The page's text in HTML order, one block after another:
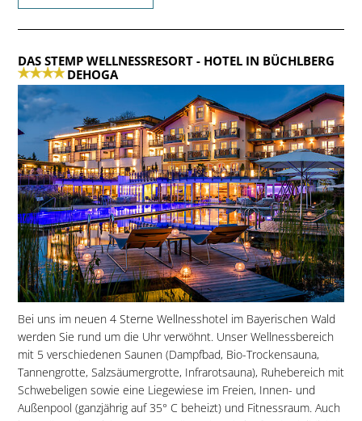
DAS STEMP WELLNESSRESORT- HOTEL IN BÜCHLBERG
DEHOGA
Bei uns im neuen 4 Sterne Wellnesshotel im Bayerischen Wald
werden Sie rund um die Uhr verwöhnt. Unser Wellnessbereich
mit 5 verschiedenen Saunen (Dampfbad, Bio-Trockensauna,
Tannengrotte, Salzsäumergrotte, Infrarotsauna), Ruhebereich mit
Schwebeligen sowie eine Liegewiese im Freien, Innen- und
Außenpool (ganzjährig auf 35° C beheizt) und Fitnessraum. Auch